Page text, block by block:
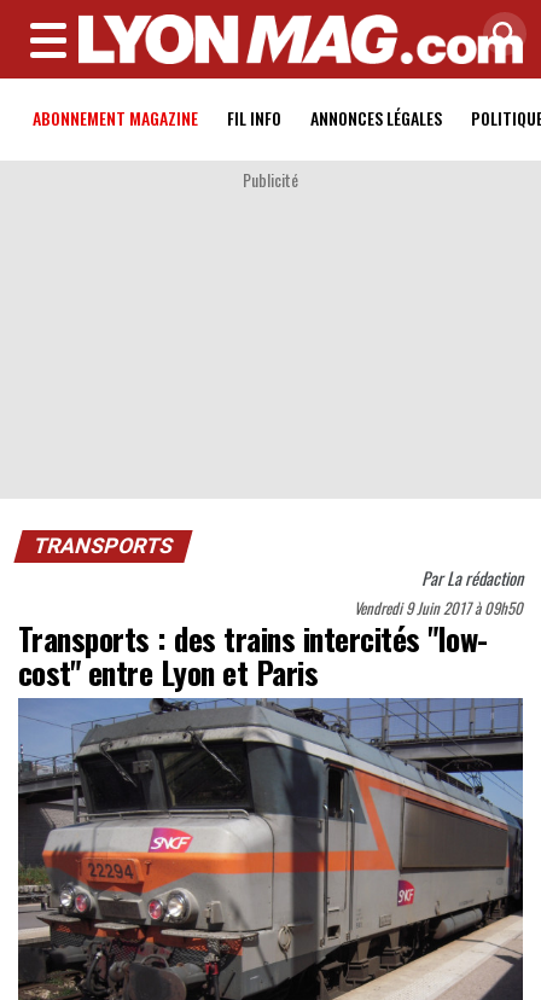
MENU
ABONNEMENT MAGAZINE FIL INFO ANNONCES LÉGALES
Publicité
TRANSPORTS
ParLa rédaction
Vendredi 9 Juin 2017 à 09h50
Transports : des trains intercités "low-
cost" entre Lyon et Paris